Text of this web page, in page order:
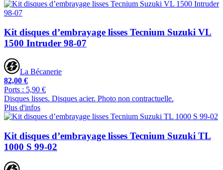
Kit disques d’embrayage lisses Tecnium Suzuki VL
1500 Intruder 98-07
La Bécanerie
82,00 €
Ports : 5,90 €
Disques lisses. Disques acier. Photo non contractuelle.
Plus d'infos
Kit disques d’embrayage lisses Tecnium Suzuki TL
1000 S 99-02